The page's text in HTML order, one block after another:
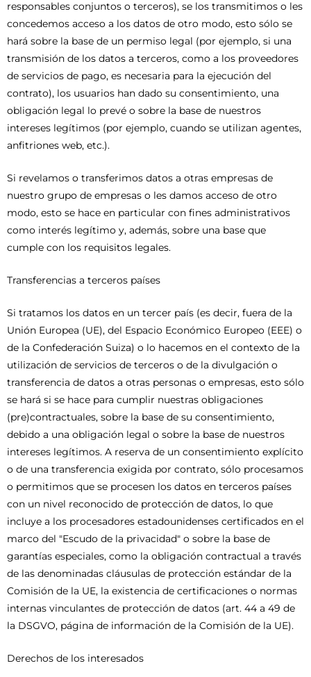
responsables conjuntos o terceros), se los transmitimos o les
concedemos acceso a los datos de otro modo, esto sólo se
hará sobre la base de un permiso legal (por ejemplo, si una
transmisión de los datos a terceros, como a los proveedores
de servicios de pago, es necesaria para la ejecución del
contrato), los usuarios han dado su consentimiento, una
obligación legal lo prevé o sobre la base de nuestros
intereses legítimos (por ejemplo, cuando se utilizan agentes,
anfitriones web, etc.).
Si revelamos o transferimos datos a otras empresas de
nuestro grupo de empresas o les damos acceso de otro
modo, esto se hace en particular con fines administrativos
como interés legítimo y, además, sobre una base que
cumple con los requisitos legales.
Transferencias a terceros países
Si tratamos los datos en un tercer país (es decir, fuera de la
Unión Europea (UE), del Espacio Económico Europeo (EEE) o
de la Confederación Suiza) o lo hacemos en el contexto de la
utilización de servicios de terceros o de la divulgación o
transferencia de datos a otras personas o empresas, esto sólo
se hará si se hace para cumplir nuestras obligaciones
(pre)contractuales, sobre la base de su consentimiento,
debido a una obligación legal o sobre la base de nuestros
intereses legítimos. A reserva de un consentimiento explícito
o de una transferencia exigida por contrato, sólo procesamos
o permitimos que se procesen los datos en terceros países
con un nivel reconocido de protección de datos, lo que
incluye a los procesadores estadounidenses certificados en el
marco del "Escudo de la privacidad" o sobre la base de
garantías especiales, como la obligación contractual a través
de las denominadas cláusulas de protección estándar de la
Comisión de la UE, la existencia de certificaciones o normas
internas vinculantes de protección de datos (art. 44 a 49 de
la DSGVO, página de información de la Comisión de la UE).
Derechos de los interesados